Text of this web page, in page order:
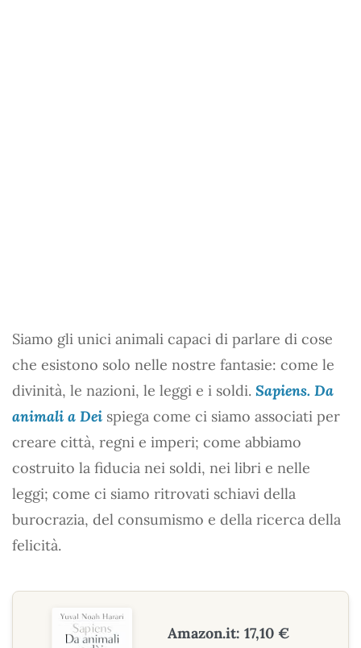
Siamo gli unici animali capaci di parlare di cose
che esistono solo nelle nostre fantasie: come le
divinità, le nazioni, le leggi e i soldi. Sapiens. Da
animali a Dei spiega come ci siamo associati per
creare città, regni e imperi; come abbiamo
costruito la fiducia nei soldi, nei libri e nelle
leggi; come ci siamo ritrovati schiavi della
burocrazia, del consumismo e della ricerca della
felicità.
Amazon.it: 17,10 €